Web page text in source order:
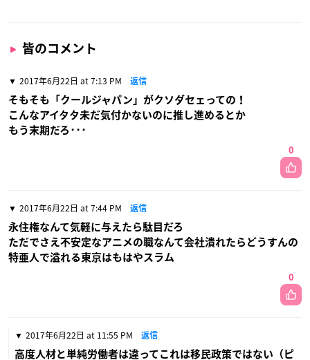
皆のコメント
2017年6月22日 at 7:13 PM 返信
そもそも「クールジャパン」がクソダセェっての！
こんなアイタタ未だ気付かないのに推し進めるとか
もう末期だろ･･･
0
2017年6月22日 at 7:44 PM 返信
永住権なんて気軽に与えたら駄目だろ
ただでさえ不安定なアニメの職なんて会社潰れたらどうすんの
特亜人で溢れる東京はもはやスラム
0
2017年6月22日 at 11:55 PM 返信
高度人材と単純労働者は違ってこれは移民政策ではない（ピ